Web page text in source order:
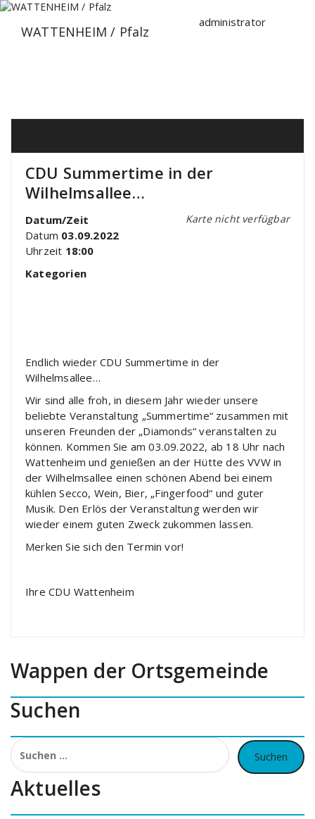
Zum
springenWATTENHEIM / Pfalz
administrator
CDU Summertime in der
Wilhelmsallee…
Karte nicht verfügbar
Datum/Zeit
Datum 03.09.2022
Uhrzeit 18:00
Kategorien
Endlich wieder CDU Summertime in der
Wilhelmsallee…
Wir sind alle froh, in diesem Jahr wieder unsere
beliebte Veranstaltung „Summertime“ zusammen mit
unseren Freunden der „Diamonds“ veranstalten zu
können. Kommen Sie am 03.09.2022, ab 18 Uhr nach
Wattenheim und genießen an der Hütte des VVW in
der Wilhelmsallee einen schönen Abend bei einem
kühlen Secco, Wein, Bier, „Fingerfood“ und guter
Musik. Den Erlös der Veranstaltung werden wir
wieder einem guten Zweck zukommen lassen.
Merken Sie sich den Termin vor!
Ihre CDU Wattenheim
Wappen der Ortsgemeinde
Suchen
Suchen
nach:
Aktuelles